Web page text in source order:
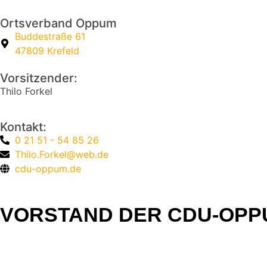
Ortsverband Oppum
Buddestraße 61
47809 Krefeld
Vorsitzender:
Thilo Forkel
Kontakt:
0 21 51 - 54 85 26
Thilo.Forkel@web.de
cdu-oppum.de
VORSTAND DER CDU-